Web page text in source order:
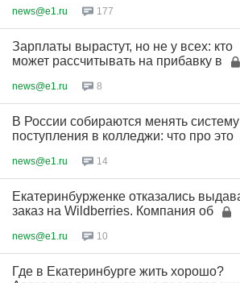
news@e1.ru 177
Зарплаты вырастут, но не у всех: кто
может рассчитывать на прибавку в
news@e1.ru 8
В России собираются менять систему
поступления в колледжи: что про это
news@e1.ru 14
Екатеринбурженке отказались
заказ на Wildberries. Компания об
news@e1.ru 10
Где в Екатеринбурге жить хорошо?